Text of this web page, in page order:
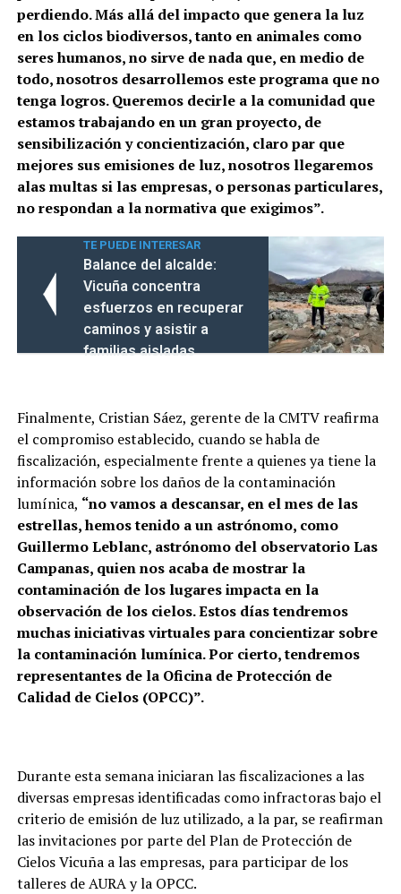
perdiendo. Más allá del impacto que genera la luz
en los ciclos biodiversos, tanto en animales como
seres humanos, no sirve de nada que, en medio de
todo, nosotros desarrollemos este programa que no
tenga logros. Queremos decirle a la comunidad que
estamos trabajando en un gran proyecto, de
sensibilización y concientización, claro par que
mejores sus emisiones de luz, nosotros llegaremos
alas multas si las empresas, o personas particulares,
no respondan a la normativa que exigimos”.
TE PUEDE INTERESAR
Balance del alcalde:
Vicuña concentra
esfuerzos en recuperar
caminos y asistir a
familias aisladas
Finalmente, Cristian Sáez, gerente de la CMTV reafirma
el compromiso establecido, cuando se habla de
fiscalización, especialmente frente a quienes ya tiene la
información sobre los daños de la contaminación
lumínica, “no vamos a descansar, en el mes de las
estrellas, hemos tenido a un astrónomo, como
Guillermo Leblanc, astrónomo del observatorio Las
Campanas, quien nos acaba de mostrar la
contaminación de los lugares impacta en la
observación de los cielos. Estos días tendremos
muchas iniciativas virtuales para concientizar sobre
la contaminación lumínica. Por cierto, tendremos
representantes de la Oficina de Protección de
Calidad de Cielos (OPCC)”.
Durante esta semana iniciaran las fiscalizaciones a las
diversas empresas identificadas como infractoras bajo el
criterio de emisión de luz utilizado, a la par, se reafirman
las invitaciones por parte del Plan de Protección de
Cielos Vicuña a las empresas, para participar de los
talleres de AURA y la OPCC.